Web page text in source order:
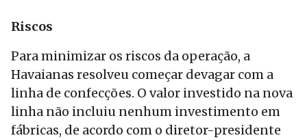
Riscos
Para minimizar os riscos da operação, a
Havaianas resolveu começar devagar com a
linha de confecções. O valor investido na nova
linha não incluiu nenhum investimento em
fábricas, de acordo com o diretor-presidente